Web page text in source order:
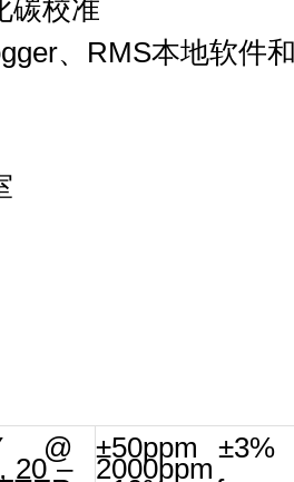
碳校准
、RMS本地软件
@
20 –
±50ppm
2000ppm